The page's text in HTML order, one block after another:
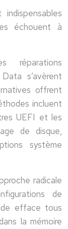
échouent à
réparations
s’avèrent
offrent
incluent
UEFI et les
de disque,
système
radicale
de
efface tous
la mémoire